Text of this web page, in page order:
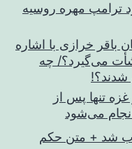
ترامپ مهره روسیه
باقر خرازی با اشاره
می‌گیرد؟/ چه
شدند؟!
تنها پس از
می‌شود
شد + متن حکم